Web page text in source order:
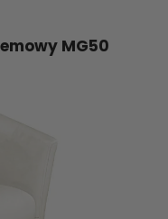
MG50